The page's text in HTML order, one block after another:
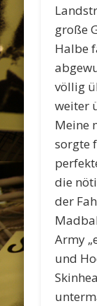
große
Halbe
völlig
weiter
Meine
sorgte
die
der
Army
und